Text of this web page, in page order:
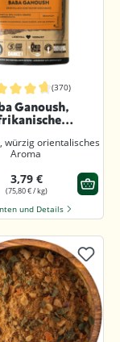
Bewertung von
(370)
Ganoush,
würzig orientalisches
Aroma
3,79 €
(75,80 € / kg)
und Details